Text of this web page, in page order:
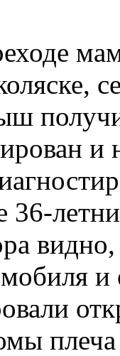
и
36-
и